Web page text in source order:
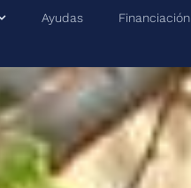
Ayudas Financiación